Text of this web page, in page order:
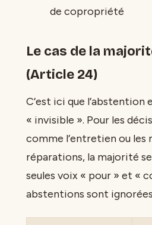
de copropriété
Le cas de la
(Article 24)
C’est ici que l’abstention
« invisible ». Pour les
comme l’entretien ou les
réparations, la majorité
seules voix « pour » et «
abstentions sont